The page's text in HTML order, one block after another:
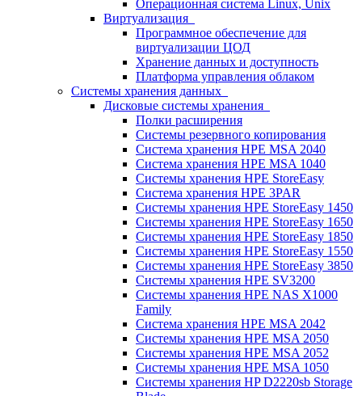
Операционная система Linux, Unix
Виртуализация
Программное обеспечение для
виртуализации ЦОД
Хранение данных и доступность
Платформа управления облаком
Системы хранения данных
Дисковые системы хранения
Полки расширения
Системы резервного копирования
Система хранения HPE MSA 2040
Система хранения HPE MSA 1040
Системы хранения HPE StoreEasy
Система хранения HPE 3PAR
Системы хранения HPE StoreEasy 1450
Системы хранения HPE StoreEasy 1650
Системы хранения HPE StoreEasy 1850
Системы хранения HPE StoreEasy 1550
Системы хранения HPE StoreEasy 3850
Системы хранения HPE SV3200
Системы хранения HPE NAS X1000
Family
Система хранения HPE MSA 2042
Системы хранения HPE MSA 2050
Системы хранения HPE MSA 2052
Системы хранения HPE MSA 1050
Системы хранения HP D2220sb Storage